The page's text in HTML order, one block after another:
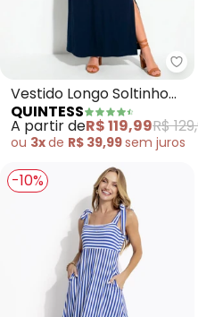
Vestido Longo Soltinho
com Fenda (Azul)
QUINTESS
A partir deR$ 119,99R$
ou 3xde R$ 39,99sem juros
-10%